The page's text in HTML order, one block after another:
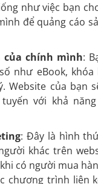
như việc bạn
để quảng cáo
của chính mình:
như eBook, khóa
Website của bạn
với khả
: Đây là hình
khác trên
có người mua
chương trình liên